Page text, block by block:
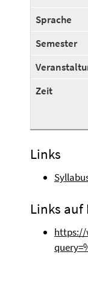
Sprache
Semester
Zeit
Links
Links auf
https://